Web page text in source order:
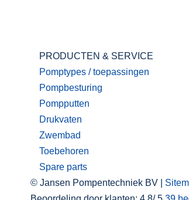
PRODUCTEN & SERVICE
Pomptypes / toepassingen
Pompbesturing
Pompputten
Drukvaten
Zwembad
Toebehoren
Spare parts
© Jansen Pompentechniek BV |